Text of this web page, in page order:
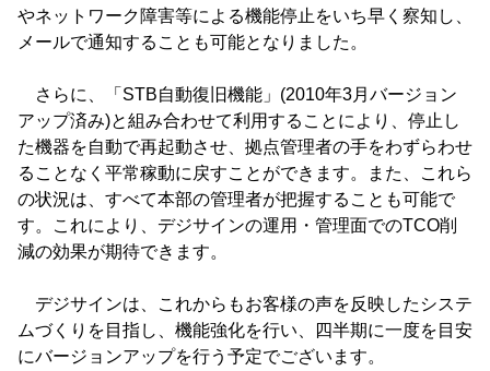
やネットワーク障害等による機能停止をいち早く察知し、
メールで通知することも可能となりました。
さらに、「STB自動復旧機能」(2010年3月バージョン
アップ済み)と組み合わせて利用することにより、停止し
た機器を自動で再起動させ、拠点管理者の手をわずらわせ
ることなく平常稼動に戻すことができます。また、これら
の状況は、すべて本部の管理者が把握することも可能で
す。これにより、デジサインの運用・管理面でのTCO削
減の効果が期待できます。
デジサインは、これからもお客様の声を反映したシステ
ムづくりを目指し、機能強化を行い、四半期に一度を目安
にバージョンアップを行う予定でございます。